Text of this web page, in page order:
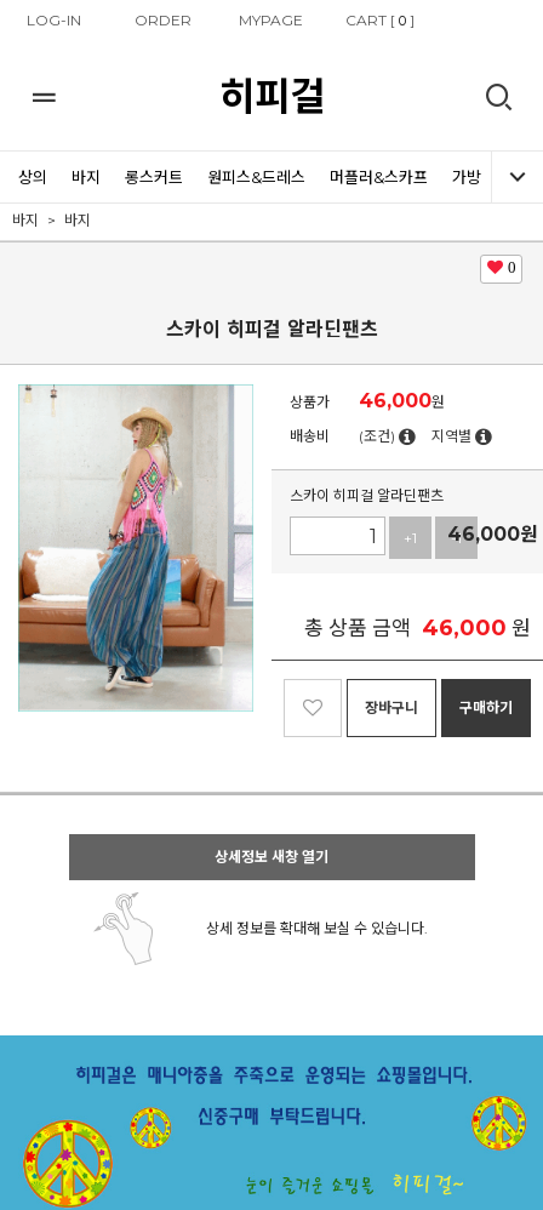
LOG-IN ORDER MYPAGE CART [0 ]
히피걸
상의 바지 롱스커트 원피스&드레스 머플러&스카프 가방 신발
바지 바지
0
스카이 히피걸 알라딘팬츠
상품가 46,000원
배송비
(조건) 지역별
스카이 히피걸 알라딘팬츠
+1 -1
46,000원
총 상품 금액 46,000 원
장바구니 구매하기
상세정보 새창 열기
상세 정보를 확대해 보실 수 있습니다.